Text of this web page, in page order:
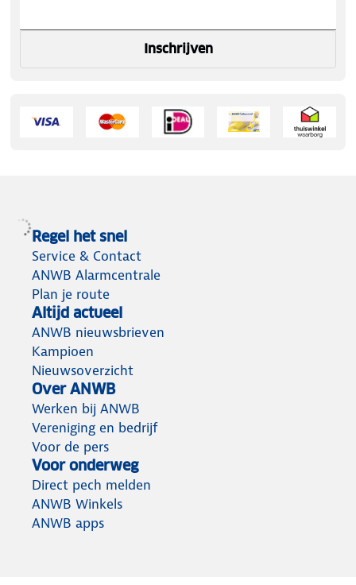
Inschrijven
Regel het snel
Service & Contact
ANWB Alarmcentrale
Plan je route
Altijd actueel
ANWB nieuwsbrieven
Kampioen
Nieuwsoverzicht
Over ANWB
Werken bij ANWB
Vereniging en bedrijf
Voor de pers
Voor onderweg
Direct pech melden
ANWB Winkels
ANWB apps